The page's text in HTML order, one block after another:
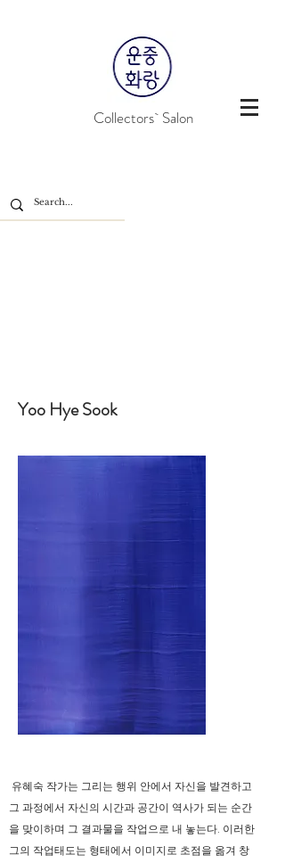
Collectors` Salon
Yoo Hye Sook
유혜숙 작가는 그리는 행위 안에서 자신을 발견하고
그 과정에서 자신의 시간과 공간이 역사가 되는 순간
을 맞이하며 그 결과물을 작업으로 내 놓는다. 이러한
그의 작업태도는 형태에서 이미지로 초점을 옮겨 창